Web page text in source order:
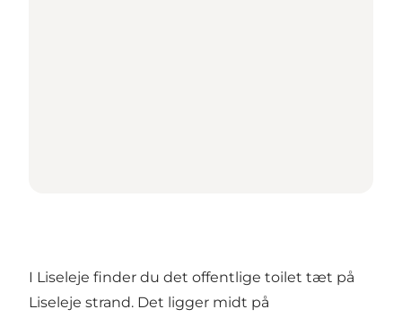
I Liseleje finder du det offentlige toilet tæt på
Liseleje strand. Det ligger midt på